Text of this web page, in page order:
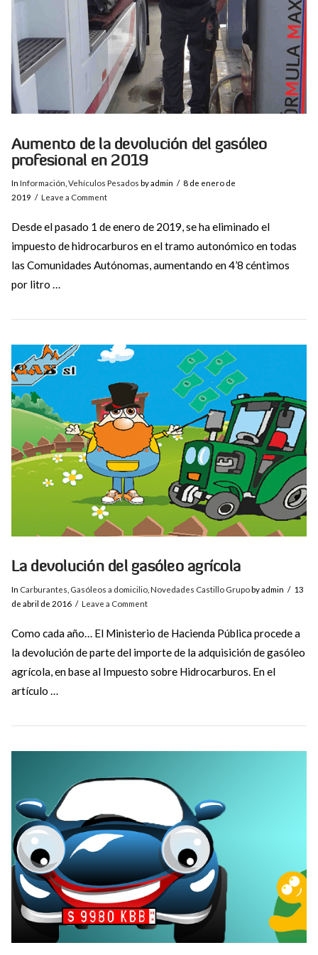
VIEW POST
Aumento de la devolución del gasóleo
profesional en 2019
In Información Vehículos Pesados by admin
8 de enero de
2019
Leave a Comment
Desde el pasado 1 de enero de 2019, se ha eliminado el
impuesto de hidrocarburos en el tramo autonómico en todas
las Comunidades Autónomas, aumentando en 4’8 céntimos
por litro …
VIEW POST
La devolución del gasóleo agrícola
In Carburantes Gasóleos a domicilio, Novedades Castillo Grupoby admin
13
de abril de 2016
Leave a Comment
Como cada año… El Ministerio de Hacienda Pública procede a
la devolución de parte del importe de la adquisición de gasóleo
agrícola, en base al Impuesto sobre Hidrocarburos. En el
artículo …